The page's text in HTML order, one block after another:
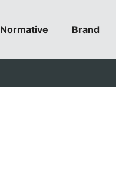
Normative Brand